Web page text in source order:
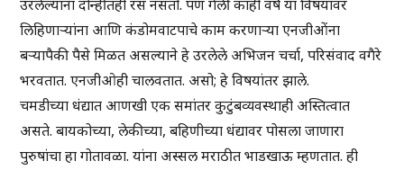
उरलेल्यांना दोन्हींतही रस नसतो. पण गेली काही वर्षे या विषयावर
लिहिणाऱ्यांना आणि कंडोमवाटपाचे काम करणाऱ्या एनजीओंना
बऱ्यापैकी पैसे मिळत असल्याने हे उरलेले अभिजन चर्चा, परिसंवाद वगैरे
भरवतात. एनजीओही चालवतात. असो; हे विषयांतर झाले.
चमडीच्या धंद्यात आणखी एक समांतर कुटुंबव्यवस्थाही अस्तित्वात
असते. बायकोच्या, लेकीच्या, बहिणीच्या धंद्यावर पोसला जाणारा
पुरुषांचा हा गोतावळा. यांना अस्सल मराठीत भाडखाऊ म्हणतात. ही